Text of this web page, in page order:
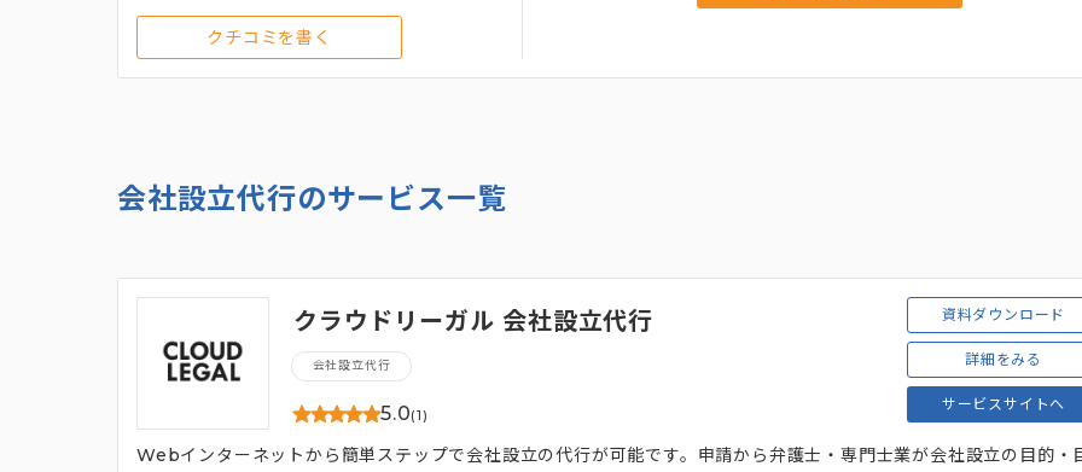
クチコミを書く
会社設立代行のサービス一覧
クラウドリーガル 会社設立代行
会社設立代行
5.0(1)
資料ダウンロード
詳細をみる
サービスサイトへ
Webインターネットから簡単ステップで会社設立の代行が可能です。申請から弁護士・専門士業が会社設立の目的・